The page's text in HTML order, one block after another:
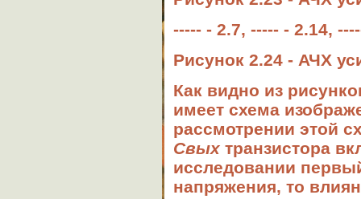
----- - 2.7, ----- - 2.14,
Рисунок 2.24 - АЧХ
Как видно из
имеет схема
рассмотрении этой
Свых транзистора
исследовании
напряжения, то